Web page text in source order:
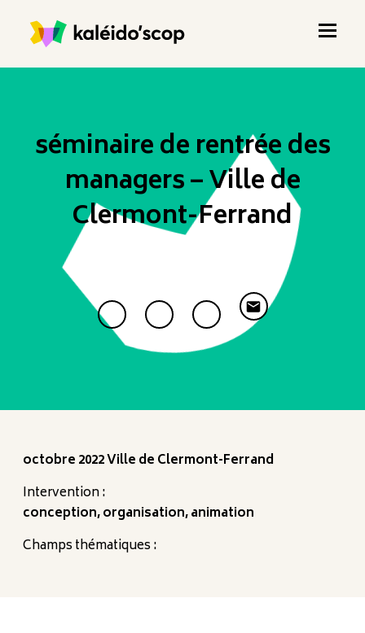
séminaire de rentrée des
managers – Ville de
Clermont-Ferrand
octobre 2022 Ville de Clermont-Ferrand
Intervention :
conception, organisation, animation
Champs thématiques :